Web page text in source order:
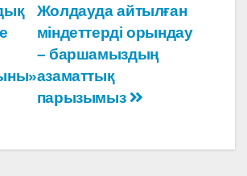
Жолдауда айтылған
міндеттерді орындау
– баршамыздың
азаматтық
парызымыз